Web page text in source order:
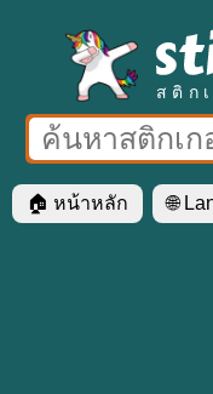
สติก
🏠 หน้าหลัก 🌐